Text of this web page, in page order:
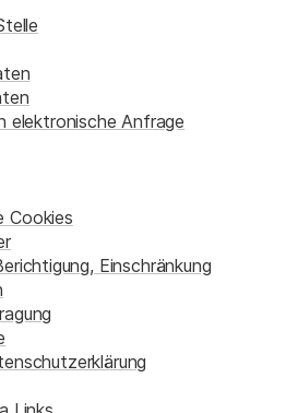
elektronische Anfrage
Cookies
Einschränkung